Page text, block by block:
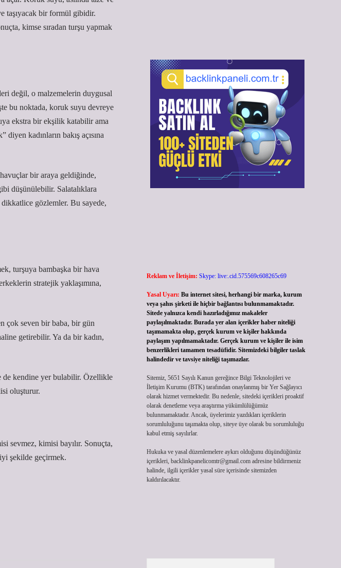
taşıyacak bir formül gibidir.
kimse sıradan turşu yapmak
değil, o malzemelerin duygusal
bu noktada, koruk suyu devreye
ekstra bir ekşilik katabilir ama
kadınların bakış açısına
bir araya geldiğinde,
düşünülebilir. Salatalıklara
dikkatlice gözlemler. Bu sayede,
turşuya bambaşka bir hava
stratejik yaklaşımına,
çok seven bir baba, bir gün
getirebilir. Ya da bir kadın,
de kendine yer bulabilir. Özellikle
oluşturur.
sevmez, kimisi bayılır. Sonuçta,
şekilde geçirmek.
Reklam ve İletişim: Skype: live:.cid.575569c608265c69
Yasal Uyarı: Bu internet sitesi, herhangi bir marka, kurum
veya şahıs şirketi ile hiçbir bağlantısı bulunmamaktadır.
Sitede yalnızca kendi hazırladığımız makaleler
paylaşılmaktadır. Burada yer alan içerikler haber niteliği
taşımamakta olup, gerçek kurum ve kişiler hakkında
paylaşım yapılmamaktadır. Gerçek kurum ve kişiler ile isim
benzerlikleri tamamen tesadüfidir. Sitemizdeki bilgiler taslak
halindedir ve tavsiye niteliği taşımazlar.
Sitemiz, 5651 Sayılı Kanun gereğince Bilgi Teknolojileri ve
İletişim Kurumu (BTK) tarafından onaylanmış bir Yer Sağlayıcı
olarak hizmet vermektedir. Bu nedenle, sitedeki içerikleri proaktif
olarak denetleme veya araştırma yükümlülüğümüz
bulunmamaktadır. Ancak, üyelerimiz yazdıkları içeriklerin
sorumluluğunu taşımakta olup, siteye üye olarak bu sorumluluğu
kabul etmiş sayılırlar.
Hukuka ve yasal düzenlemelere aykırı olduğunu düşündüğünüz
içerikleri, backlinkpanelicomtr@gmail.comadresine bildirmeniz
halinde, ilgili içerikler yasal süre içerisinde sitemizden
kaldırılacaktır.